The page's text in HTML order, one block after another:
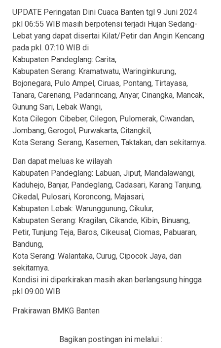
UPDATE Peringatan Dini Cuaca Banten tgl 9 Juni 2024
pkl 06:55 WIB masih berpotensi terjadi Hujan Sedang-
Lebat yang dapat disertai Kilat/Petir dan Angin Kencang
pada pkl. 07:10 WIB di
Kabupaten Pandeglang: Carita,
Kabupaten Serang: Kramatwatu, Waringinkurung,
Bojonegara, Pulo Ampel, Ciruas, Pontang, Tirtayasa,
Tanara, Carenang, Padarincang, Anyar, Cinangka, Mancak,
Gunung Sari, Lebak Wangi,
Kota Cilegon: Cibeber, Cilegon, Pulomerak, Ciwandan,
Jombang, Gerogol, Purwakarta, Citangkil,
Kota Serang: Serang, Kasemen, Taktakan, dan sekitarnya.
Dan dapat meluas ke wilayah
Kabupaten Pandeglang: Labuan, Jiput, Mandalawangi,
Kaduhejo, Banjar, Pandeglang, Cadasari, Karang Tanjung,
Cikedal, Pulosari, Koroncong, Majasari,
Kabupaten Lebak: Warunggunung, Cikulur,
Kabupaten Serang: Kragilan, Cikande, Kibin, Binuang,
Petir, Tunjung Teja, Baros, Cikeusal, Ciomas, Pabuaran,
Bandung,
Kota Serang: Walantaka, Curug, Cipocok Jaya, dan
sekitarnya.
Kondisi ini diperkirakan masih akan berlangsung hingga
pkl 09:00 WIB
Prakirawan BMKG Banten
Bagikan postingan ini melalui :